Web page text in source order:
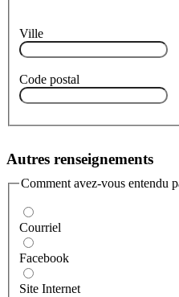
Ville
Code postal
Autres renseignements
Comment avez-vous entendu
Courriel
Facebook
Site Internet